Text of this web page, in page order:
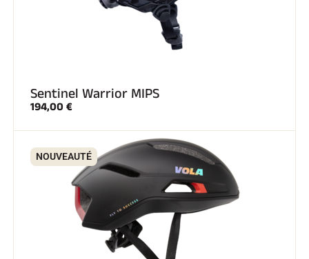
Sentinel Warrior MIPS
194,00 €
NOUVEAUTÉ